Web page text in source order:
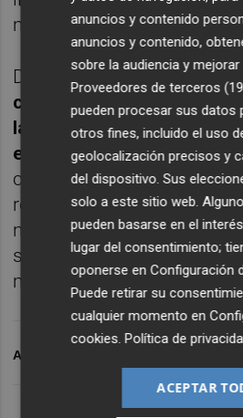
menor tasa desde 1969.
De su lado, el índice de
consumo personal, la
la FED para monitorizar la
en diciembre en el 2,6%
cifra que en el mes
registró un repunte al 0,2%
negativa del 0,1% previa.
subyacente cerró en el
menos.
ARCHIVADO EN
anuncios y contenido
anuncios y contenido,
sobre la audiencia y
Proveedores de terceros
pueden procesar sus datos
otros fines, incluido el uso
geolocalización precisos y
del dispositivo. Sus
solo a este sitio web.
pueden basarse en el
lugar del consentimiento;
oponerse enConfiguración
Puede retirar su
cualquier momento en
cookies.Política de
ACEPTAR